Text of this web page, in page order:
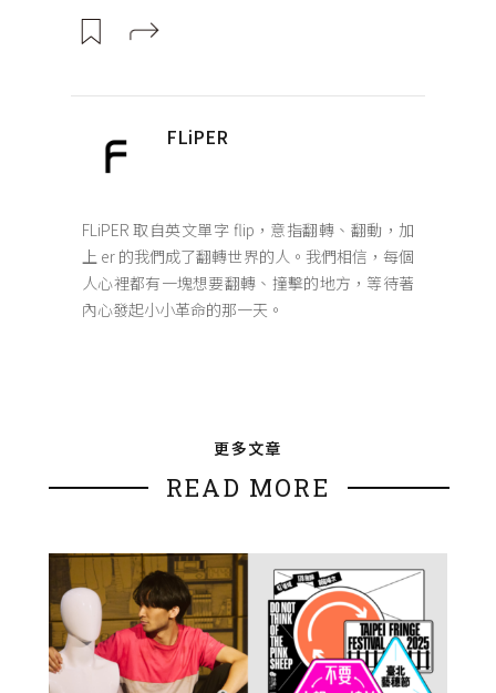
FLiPER
FLiPER 取自英文單字 flip，意指翻轉、翻動，加
上 er 的我們成了翻轉世界的人。我們相信，每個
人心裡都有一塊想要翻轉、撞擊的地方，等待著
內心發起小小革命的那一天。
更多文章
READ MORE